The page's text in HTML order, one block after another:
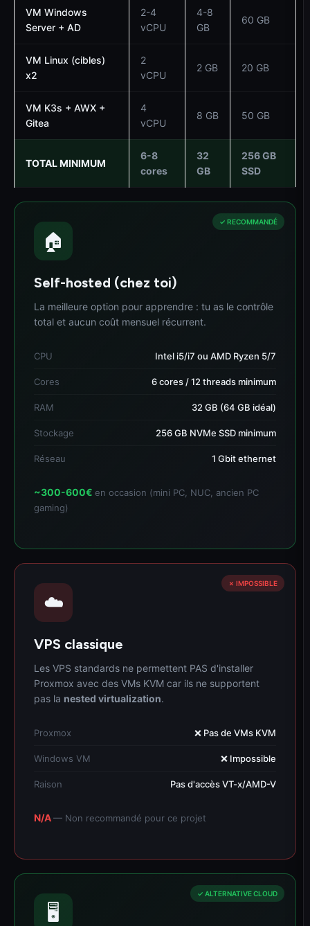
VM Windows
Server + AD
2-4
vCPU
4-8
GB
60 GB
VM Linux (cibles)
x2
2
vCPU
2 GB 20 GB
VM K3s + AWX +
Gitea
4
vCPU
8 GB 50 GB
TOTAL MINIMUM
6-8
cores
32
GB
256 GB
SSD
✓ RECOMMANDÉ
🏠
Self-hosted (chez toi)
La meilleure option pour apprendre : tu as le contrôle
total et aucun coût mensuel récurrent.
CPU Intel i5/i7 ou AMD Ryzen 5/7
Cores 6 cores / 12 threads minimum
RAM 32 GB (64 GB idéal)
Stockage 256 GB NVMe SSD minimum
Réseau 1 Gbit ethernet
~300-600€ en occasion (mini PC, NUC, ancien PC
gaming)
✗ IMPOSSIBLE
☁️
VPS classique
Les VPS standards ne permettent PAS d'installer
Proxmox avec des VMs KVM car ils ne supportent
pas la nested virtualization.
Proxmox ❌ Pas de VMs KVM
Windows VM ❌ Impossible
Raison Pas d'accès VT-x/AMD-V
N/A— Non recommandé pour ce projet
✓ ALTERNATIVE CLOUD
🖥️